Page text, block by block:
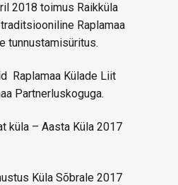
2018 toimus Raikküla
Raplamaa
tunnustamisüritus.
Raplamaa Külade Liit
Partnerluskoguga.
küla – Aasta Küla 2017
Küla Sõbrale 2017